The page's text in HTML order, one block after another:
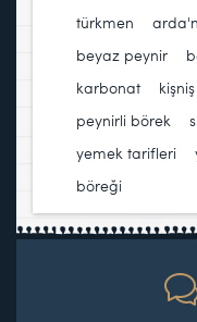
türkmen
beyaz peynir
karbonat
kişniş
peynirli börek
yemek tarifleri
böreği